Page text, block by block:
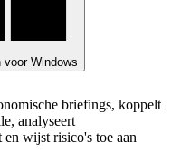
voor Windows
briefings, koppelt
analyseert
wijst risico's toe aan